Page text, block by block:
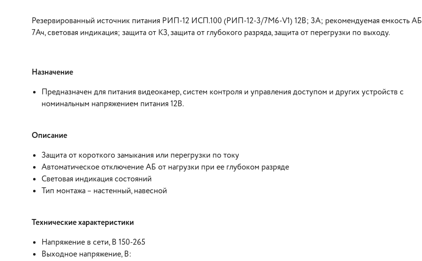
Резервированный источник питания РИП-12 ИСП.100 (РИП-12-3/7М6-V1) 12В; 3А; рекомендуемая емкость АБ
7Ач, световая индикация; защита от КЗ, защита от глубокого разряда, защита от перегрузки по выходу.
Назначение
Предназначен для питания видеокамер, систем контроля и управления доступом и других устройств с
номинальным напряжением питания 12В.
Описание
Защита от короткого замыкания или перегрузки по току
Автоматическое отключение АБ от нагрузки при ее глубоком разряде
Световая индикация состояний
Тип монтажа – настенный, навесной
Технические характеристики
Напряжение в сети, В 150-265
Выходное напряжение, В: